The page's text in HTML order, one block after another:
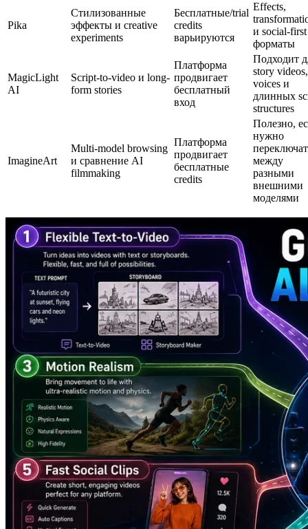
Pika
Стилизованные
эффекты и creative
experiments
Бесплатные/trial
credits
варьируются
Effects,
и social-first
форматы
MagicLight
AI
Script-to-video и long-
form stories
Платформа
продвигает
бесплатный
вход
Подходит
story videos,
voices и
длинных
structures
ImagineArt
Multi-model browsing
и сравнение AI
filmmaking
Платформа
продвигает
бесплатные
credits
Полезно,
нужно
между
разными
внешними
моделями